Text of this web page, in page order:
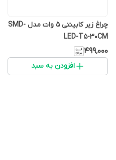
چراغ زیر کابینتی 5 وات مدل SMD-
LED-T5-30CM
۴۹۹٬۰۰۰
افزودن به سبد